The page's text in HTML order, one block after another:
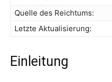
Quelle des Reichtums:
Letzte Aktualisierung:
Einleitung